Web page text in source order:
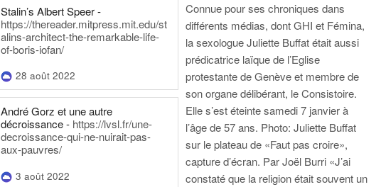
Stalin’s Albert Speer -
https://thereader.mitpress.mit.edu/st
alins-architect-the-remarkable-life-
of-boris-iofan/
28 août 2022
André Gorz et une autre
décroissance - https://lvsl.fr/une-
decroissance-qui-ne-nuirait-pas-
aux-pauvres/
3 août 2022
Connue pour ses chroniques dans
différents médias, dont GHI et Fémina,
la sexologue Juliette Buffat était aussi
prédicatrice laïque de l’Eglise
protestante de Genève et membre de
son organe délibérant, le Consistoire.
Elle s’est éteinte samedi 7 janvier à
l’âge de 57 ans. Photo: Juliette Buffat
sur le plateau de «Faut pas croire»,
capture d’écran. Par Joël Burri «J’ai
constaté que la religion était souvent un